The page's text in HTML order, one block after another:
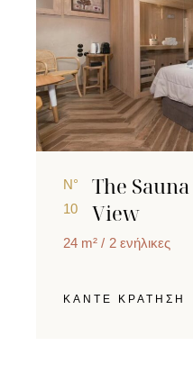
N°
10
The
View
24 m² 2 ενήλικες
ΚΑΝΤΕ ΚΡΑΤΗΣΗ